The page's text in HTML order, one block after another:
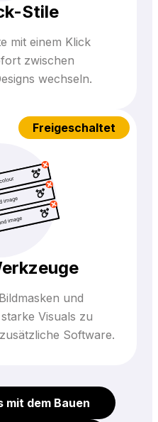
Stile
mit einem Klick
zwischen
wechseln.
und
Visuals zu
Software.
Freigeschaltet
dem Bauen